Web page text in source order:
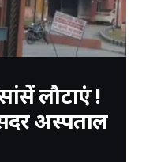
लौटाएं !
अस्पताल